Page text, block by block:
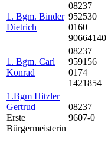
1. Bgm. Binder
Dietrich
08237
952530
0160
90664140
1. Bgm. Carl
Konrad
08237
959156
0174
1421854
1.Bgm Hitzler
Gertrud
Erste
Bürgermeisterin
08237
9607-0